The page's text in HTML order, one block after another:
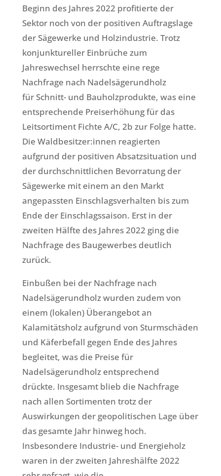
Beginn des Jahres 2022 profitierte der
Sektor noch von der positiven Auftragslage
der Sägewerke und Holzindustrie. Trotz
konjunktureller Einbrüche zum
Jahreswechsel herrschte eine rege
Nachfrage nach Nadelsägerundholz
für Schnitt- und Bauholzprodukte, was eine
entsprechende Preiserhöhung für das
Leitsortiment Fichte A/C, 2b zur Folge hatte.
Die Waldbesitzer:innen reagierten
aufgrund der positiven Absatzsituation und
der durchschnittlichen Bevorratung der
Sägewerke mit einem an den Markt
angepassten Einschlagsverhalten bis zum
Ende der Einschlagssaison. Erst in der
zweiten Hälfte des Jahres 2022 ging die
Nachfrage des Baugewerbes deutlich
zurück.
Einbußen bei der Nachfrage nach
Nadelsägerundholz wurden zudem von
einem (lokalen) Überangebot an
Kalamitätsholz aufgrund von Sturmschäden
und Käferbefall gegen Ende des Jahres
begleitet, was die Preise für
Nadelsägerundholz entsprechend
drückte. Insgesamt blieb die Nachfrage
nach allen Sortimenten trotz der
Auswirkungen der geopolitischen Lage über
das gesamte Jahr hinweg hoch.
Insbesondere Industrie- und Energieholz
waren in der zweiten Jahreshälfte 2022